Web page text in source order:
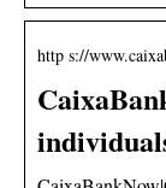
http s://